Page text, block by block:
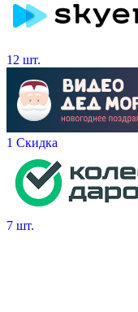
12 шт.
1 Скидка
7 шт.